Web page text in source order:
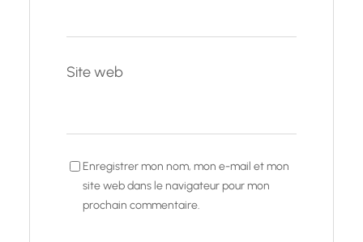
Site web
Enregistrer mon nom, mon e-mail et mon
site web dans le navigateur pour mon
prochain commentaire.